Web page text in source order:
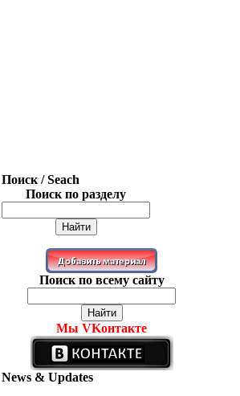
Поиск / Seach
Поиск по разделу
Поиск по всему сайту
Мы VKонтакте
News & Updates